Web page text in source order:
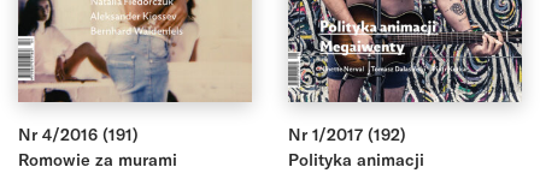
Nr 4/2016 (191)
Romowie za murami
Nr 1/2017 (192)
Polityka animacji